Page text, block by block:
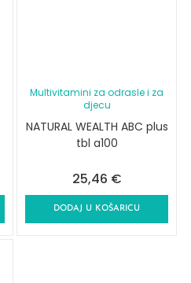
Multivitamini za odrasle i za
djecu
NATURAL WEALTH ABC plus
tbl a100
25,46 €
DODAJ U KOŠARICU